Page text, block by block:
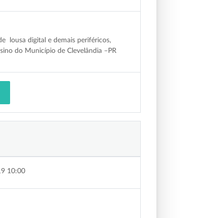
lousa digital e demais periféricos,
do Município de Clevelândia –PR
10:00